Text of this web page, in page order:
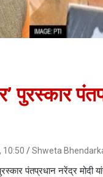
पुरस्कार
10:50 Shweta
पंतप्रधान नरेंद्र मोदी